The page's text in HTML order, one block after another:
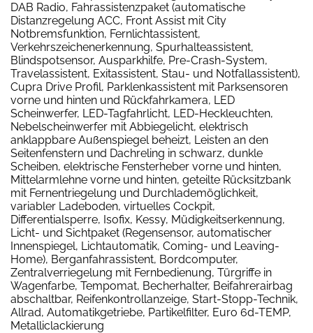
DAB Radio, Fahrassistenzpaket (automatische
Distanzregelung ACC, Front Assist mit City
Notbremsfunktion, Fernlichtassistent,
Verkehrszeichenerkennung, Spurhalteassistent,
Blindspotsensor, Ausparkhilfe, Pre-Crash-System,
Travelassistent, Exitassistent, Stau- und Notfallassistent),
Cupra Drive Profil, Parklenkassistent mit Parksensoren
vorne und hinten und Rückfahrkamera, LED
Scheinwerfer, LED-Tagfahrlicht, LED-Heckleuchten,
Nebelscheinwerfer mit Abbiegelicht, elektrisch
anklappbare Außenspiegel beheizt, Leisten an den
Seitenfenstern und Dachreling in schwarz, dunkle
Scheiben, elektrische Fensterheber vorne und hinten,
Mittelarmlehne vorne und hinten, geteilte Rücksitzbank
mit Fernentriegelung und Durchlademöglichkeit,
variabler Ladeboden, virtuelles Cockpit,
Differentialsperre, Isofix, Kessy, Müdigkeitserkennung,
Licht- und Sichtpaket (Regensensor, automatischer
Innenspiegel, Lichtautomatik, Coming- und Leaving-
Home), Berganfahrassistent, Bordcomputer,
Zentralverriegelung mit Fernbedienung, Türgriffe in
Wagenfarbe, Tempomat, Becherhalter, Beifahrerairbag
abschaltbar, Reifenkontrollanzeige, Start-Stopp-Technik,
Allrad, Automatikgetriebe, Partikelfilter, Euro 6d-TEMP,
Metalliclackierung